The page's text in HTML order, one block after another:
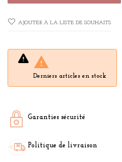
AJOUTER À LA LISTE DE SOUHAITS

Derniers articles en stock
Garanties sécurité
Politique de livraison